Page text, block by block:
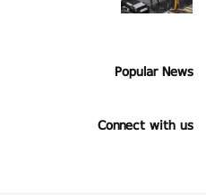
Popular News
Connect with us